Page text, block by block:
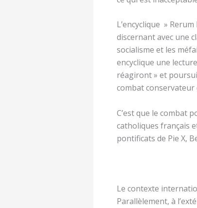
L’encyclique »
discernant avec une
socialisme et les
encyclique une
réagiront » et
combat conservateur
C’est que le combat
catholiques français
pontificats de Pie X,
Le contexte
Parallèlement, à